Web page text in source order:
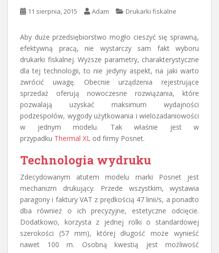
11 sierpnia, 2015 Adam Drukarki fiskalne
Aby duże przedsiębiorstwo mogło cieszyć się sprawną,
efektywną pracą, nie wystarczy sam fakt wyboru
drukarki fiskalnej. Wyższe parametry, charakterystyczne
dla tej technologii, to nie jedyny aspekt, na jaki warto
zwrócić uwagę. Obecnie urządzenia rejestrujące
sprzedaż oferują nowoczesne rozwiązania, które
pozwalają uzyskać maksimum wydajności
podzespołów, wygody użytkowania i wielozadaniowości
w jednym modelu. Tak właśnie jest w
przypadku Thermal XL od firmy Posnet.
Technologia wydruku
Zdecydowanym atutem modelu marki Posnet jest
mechanizm drukujący. Przede wszystkim, wystawia
paragony i faktury VAT z prędkością 47 linii/s, a ponadto
dba również o ich precyzyjne, estetyczne odcięcie.
Dodatkowo, korzysta z jednej rolki o standardowej
szerokości (57 mm), której długość może wynieść
nawet 100 m. Osobną kwestią jest możliwość